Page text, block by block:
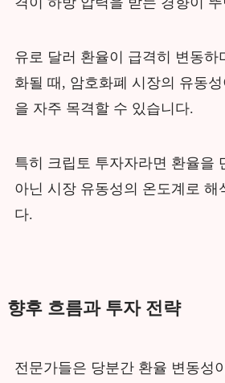
유로 달러 환율이 급격히 변동하
화될 때, 암호화폐 시장의 유동
을 자주 목격할 수 있습니다.
특히 크립토 투자자라면 환율을
아닌 시장 유동성의 온도계로 해
다.
향후 흐름과 투자 전략
전문가들은 당분간 환율 변동성